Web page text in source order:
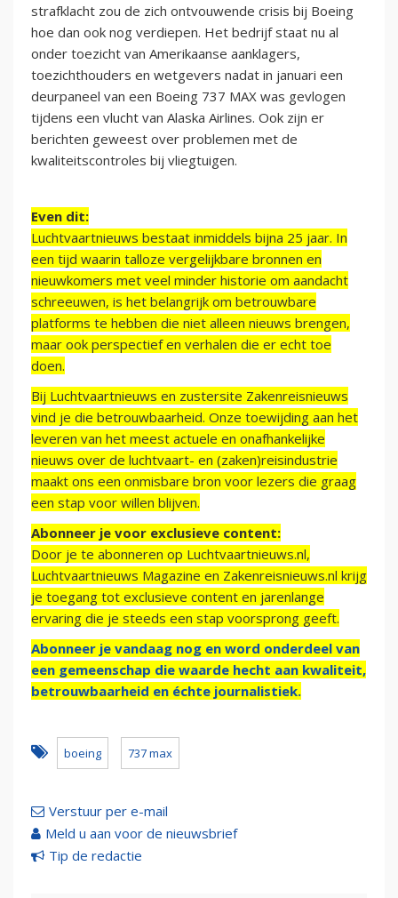
strafklacht zou de zich ontvouwende crisis bij Boeing
hoe dan ook nog verdiepen. Het bedrijf staat nu al
onder toezicht van Amerikaanse aanklagers,
toezichthouders en wetgevers nadat in januari een
deurpaneel van een Boeing 737 MAX was gevlogen
tijdens een vlucht van Alaska Airlines. Ook zijn er
berichten geweest over problemen met de
kwaliteitscontroles bij vliegtuigen.
Even dit:
Luchtvaartnieuws bestaat inmiddels bijna 25 jaar. In
een tijd waarin talloze vergelijkbare bronnen en
nieuwkomers met veel minder historie om aandacht
schreeuwen, is het belangrijk om betrouwbare
platforms te hebben die niet alleen nieuws brengen,
maar ook perspectief en verhalen die er echt toe
doen.
Bij Luchtvaartnieuws en zustersite Zakenreisnieuws
vind je die betrouwbaarheid. Onze toewijding aan het
leveren van het meest actuele en onafhankelijke
nieuws over de luchtvaart- en (zaken)reisindustrie
maakt ons een onmisbare bron voor lezers die graag
een stap voor willen blijven.
Abonneer je voor exclusieve content:
Door je te abonneren op Luchtvaartnieuws.nl,
Luchtvaartnieuws Magazine en Zakenreisnieuws.nl krijg
je toegang tot exclusieve content en jarenlange
ervaring die je steeds een stap voorsprong geeft.
Abonneer je vandaag nog en word onderdeel van
een gemeenschap die waarde hecht aan kwaliteit,
betrouwbaarheid en échte journalistiek.
boeing 737 max
Verstuur per e-mail
Meld u aan voor de nieuwsbrief
Tip de redactie